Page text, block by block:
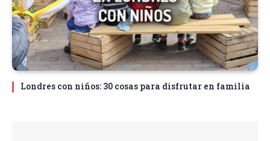
Londres con niños: 30 cosas para disfrutar en familia